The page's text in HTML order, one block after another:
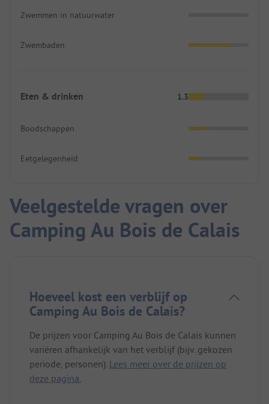
Zwemmen in natuurwater
Zwembaden
Eten & drinken 1.3
Boodschappen
Eetgelegenheid
Veelgestelde vragen over
Camping Au Bois de Calais
Hoeveel kost een verblijf op
Camping Au Bois de Calais?
De prijzen voor Camping Au Bois de Calais kunnen
variëren afhankelijk van het verblijf (bijv. gekozen
periode, personen). Lees meer over de prijzen op
deze pagina.